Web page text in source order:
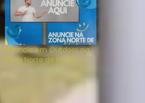
Anuncie em Outdoor na
Zona Norte de Natal
25 de abril de 2024
Em "Blog"